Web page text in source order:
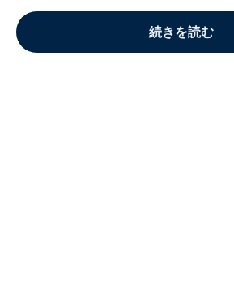
続きを読む